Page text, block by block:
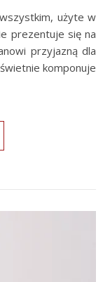
użyte w
prezentuje się na
przyjazną dla
komponuje